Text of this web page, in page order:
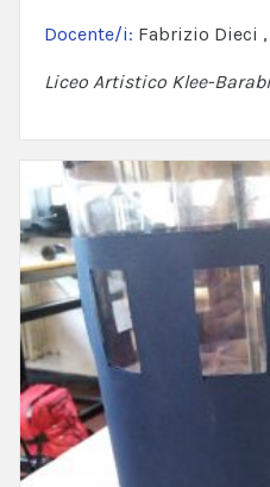
Docente/i: Fabrizio Dieci
Liceo Artistico Klee-